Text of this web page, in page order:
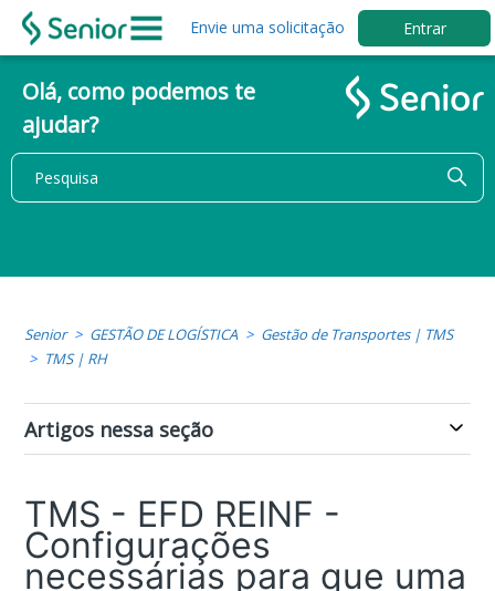
Envie uma solicitação Entrar
Olá, como podemos te
ajudar?
Senior GESTÃO DE LOGÍSTICA
Gestão de Transportes | TMS
TMS | RH
Artigos nessa seção
TMS - EFD REINF -
Configurações
necessárias para que uma